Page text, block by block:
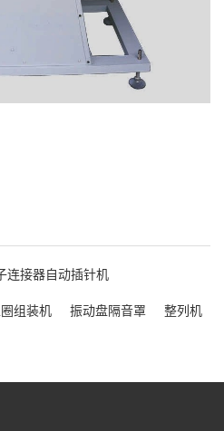
连接器自动插针机
组装机
振动盘隔音罩 整列机